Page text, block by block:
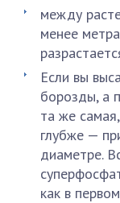
между
менее
Если вы
борозды, а
та же
глубже —
диаметре.
как в